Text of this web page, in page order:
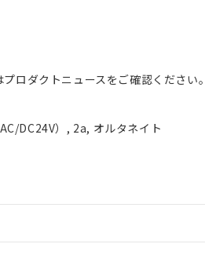
ロダクトニュースをご確認ください。
DC24V）, 2a, オルタネイト